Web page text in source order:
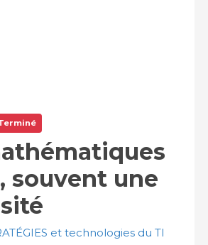
souvent une
et technologies du TI